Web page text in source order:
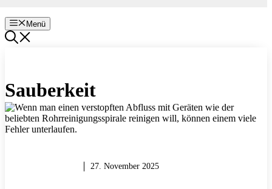
Menü
Sauberkeit
27. November 2025